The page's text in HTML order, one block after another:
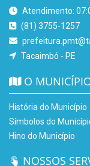
Atendimento:
(81) 3755-1257
Tacaimbó - PE
O
História do Município
Símbolos do
Hino do Município
NOSSOS